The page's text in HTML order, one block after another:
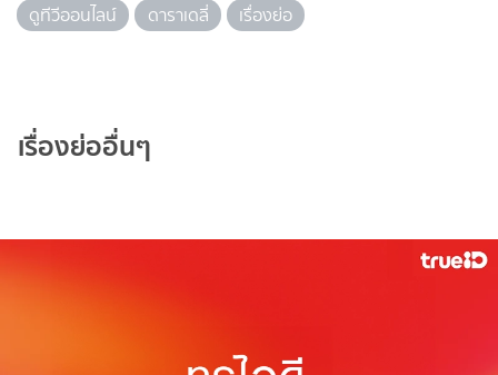
ดูทีวีออนไลน์
ดาราเดลี่ เรื่องย่อ
เรื่องย่ออื่นๆ